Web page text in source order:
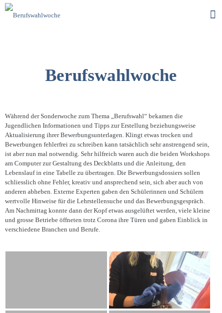
Berufswahlwoche
Während der Sonderwoche zum Thema „Berufswahl“ bekamen die
Jugendlichen Informationen und Tipps zur Erstellung beziehungsweise
Aktualisierung ihrer Bewerbungsunterlagen. Klingt etwas trocken und
Bewerbungen fehlerfrei zu schreiben kann tatsächlich sehr anstrengend sein,
ist aber nun mal notwendig. Sehr hilfreich waren auch die beiden Workshops
am Computer zur Gestaltung des Deckblatts und die Anleitung, den
Lebenslauf in eine Tabelle zu übertragen. Die Bewerbungsdossiers sollen
schliesslich ohne Fehler, kreativ und ansprechend sein, sich aber auch von
anderen abheben. Externe Experten gaben den Schülerinnen und Schülern
wertvolle Hinweise für die Lehrstellensuche und das Bewerbungsgespräch.
Am Nachmittag konnte dann der Kopf etwas ausgelüftet werden, viele kleine
und grosse Betriebe öffneten trotz Corona ihre Türen und gaben Einblick in
verschiedene Branchen und Berufe.